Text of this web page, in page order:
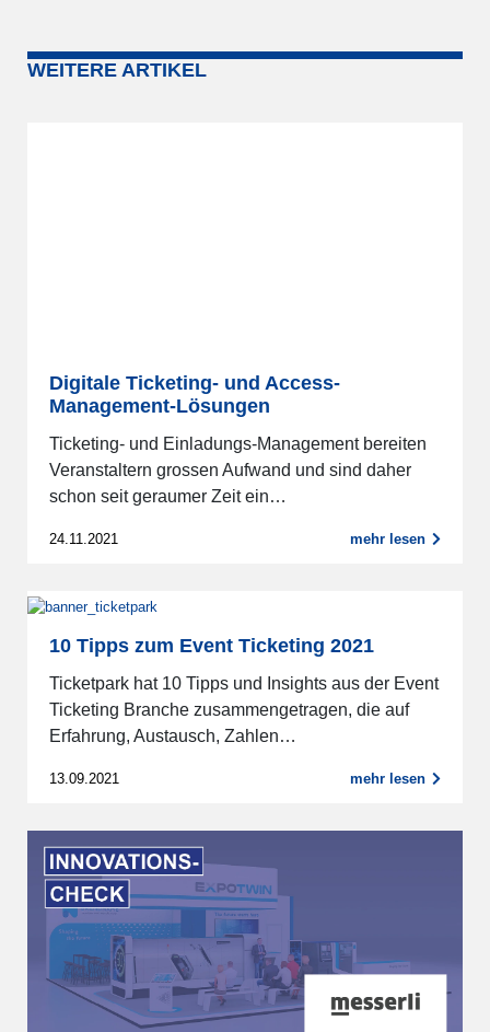
WEITERE ARTIKEL
Digitale Ticketing- und Access-
Management-Lösungen
Ticketing- und Einladungs-Management bereiten
Veranstaltern grossen Aufwand und sind daher
schon seit geraumer Zeit ein…
24.11.2021 mehr lesen
10 Tipps zum Event Ticketing 2021
Ticketpark hat 10 Tipps und Insights aus der Event
Ticketing Branche zusammengetragen, die auf
Erfahrung, Austausch, Zahlen…
13.09.2021 mehr lesen